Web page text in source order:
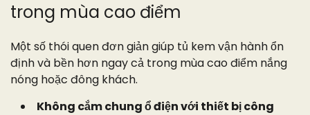
trong mùa cao điểm
Một số thói quen đơn giản giúp tủ kem vận hành ổn
định và bền hơn ngay cả trong mùa cao điểm nắng
nóng hoặc đông khách.
Không cắm chung ổ điện với thiết bị công